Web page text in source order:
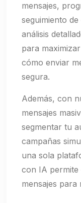
mensajes,
seguimiento
análisis
para
cómo enviar
segura.
Además, con
mensajes
segmentar tu
campañas
una sola
con IA permite
mensajes para